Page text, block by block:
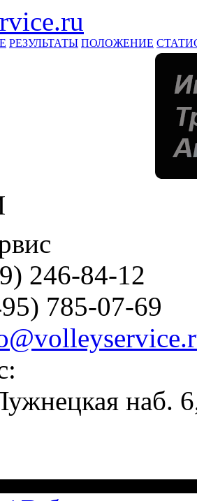
РЕЗУЛЬТАТЫ ПОЛОЖЕНИЕ
246-84-12
785-07-69
наб.